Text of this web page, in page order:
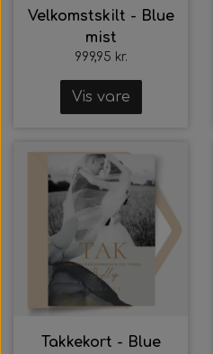
Velkomstskilt - Blue
mist
999,95 kr.
Vis vare
Takkekort - Blue